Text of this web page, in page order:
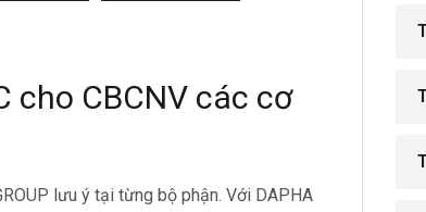
cho CBCNV các cơ
lưu ý tại từng bộ phận. Với DAPHA